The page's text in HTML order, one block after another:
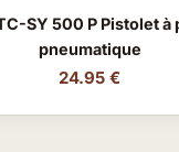
SY 500 P Pistolet à
pneumatique
24.95 €